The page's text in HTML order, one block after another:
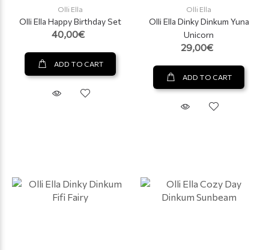
Olli Ella
Olli Ella Happy Birthday Set
40,00€
ADD TO CART
Olli Ella
Olli Ella Dinky Dinkum Yuna
Unicorn
29,00€
ADD TO CART